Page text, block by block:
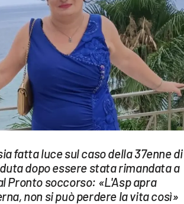
fatta luce sul caso della 37enne di
dopo essere stata rimandata a
Pronto soccorso: «L'Asp apra
non si può perdere la vita così»